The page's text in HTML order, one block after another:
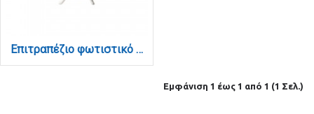
Επιτραπέζιο φωτιστικό από λευκό μέταλλο και καπέλο D:30cm (3027)
Εμφάνιση 1 έως 1 από 1 (1 Σελ.)